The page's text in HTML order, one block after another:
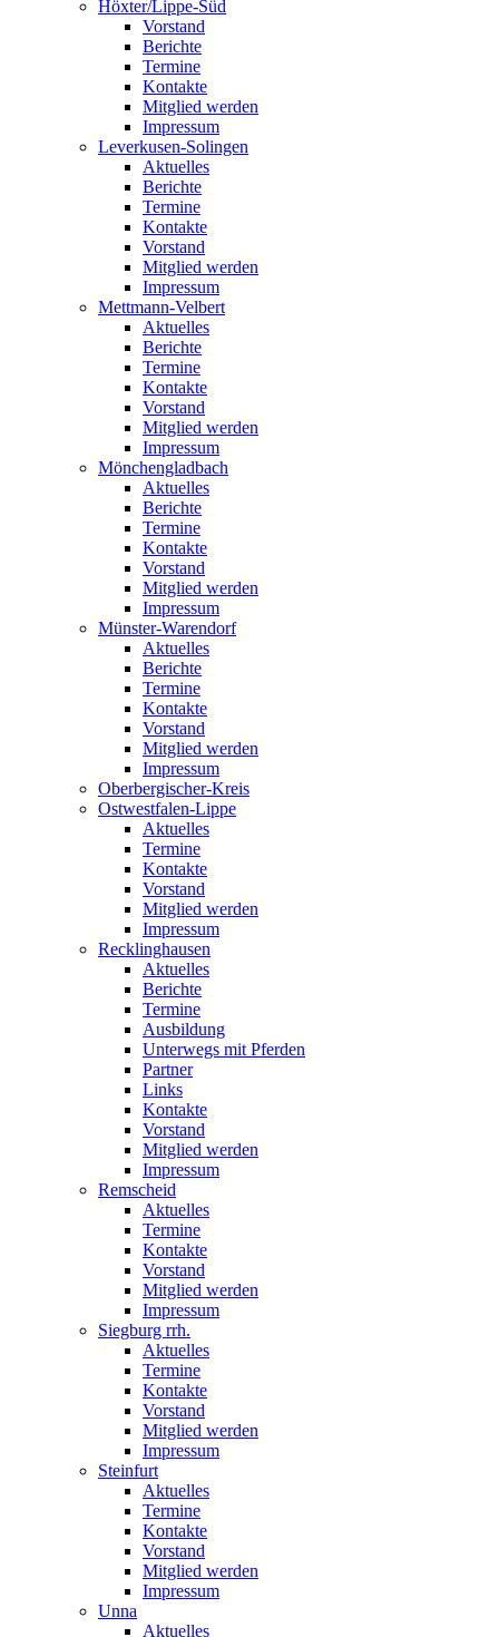
Höxter/Lippe-Süd
Vorstand
Berichte
Termine
Kontakte
Mitglied werden
Impressum
Leverkusen-Solingen
Aktuelles
Berichte
Termine
Kontakte
Vorstand
Mitglied werden
Impressum
Mettmann-Velbert
Aktuelles
Berichte
Termine
Kontakte
Vorstand
Mitglied werden
Impressum
Mönchengladbach
Aktuelles
Berichte
Termine
Kontakte
Vorstand
Mitglied werden
Impressum
Münster-Warendorf
Aktuelles
Berichte
Termine
Kontakte
Vorstand
Mitglied werden
Impressum
Oberbergischer-Kreis
Ostwestfalen-Lippe
Aktuelles
Termine
Kontakte
Vorstand
Mitglied werden
Impressum
Recklinghausen
Aktuelles
Berichte
Termine
Ausbildung
Unterwegs mit Pferden
Partner
Links
Kontakte
Vorstand
Mitglied werden
Impressum
Remscheid
Aktuelles
Termine
Kontakte
Vorstand
Mitglied werden
Impressum
Siegburg rrh.
Aktuelles
Termine
Kontakte
Vorstand
Mitglied werden
Impressum
Steinfurt
Aktuelles
Termine
Kontakte
Vorstand
Mitglied werden
Impressum
Unna
Aktuelles